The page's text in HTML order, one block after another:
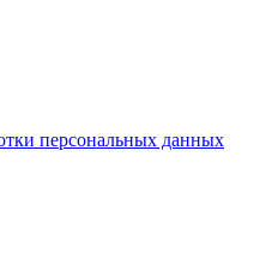
персональных данных